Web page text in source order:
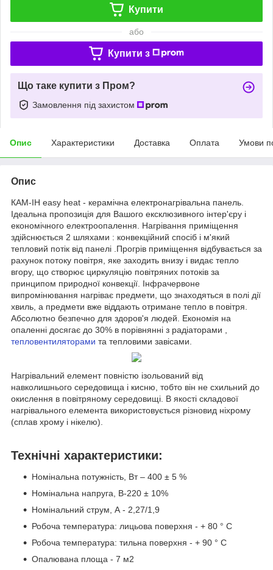
Купити
або
Купити з
Що таке купити з Пром?
Замовлення під захистом
Опис Характеристики Доставка Оплата Умови
Опис
КАМ-ІН easy heat - керамічна електронагрівальна панель.
Ідеальна пропозиція для Вашого ексклюзивного інтер'єру і
економічного електроопалення. Нагрівання приміщення
здійснюється 2 шляхами : конвекційний спосіб і м'який
тепловий потік від панелі .Прогрів приміщення відбувається за
рахунок потоку повітря, яке заходить внизу і видає тепло
вгору, що створює циркуляцію повітряних потоків за
принципом природної конвекції. Інфрачервоне
випромінювання нагріває предмети, що знаходяться в полі дії
хвиль, а предмети вже віддають отримане тепло в повітря.
Абсолютно безпечно для здоров'я людей. Економія на
опаленні досягає до 30% в порівнянні з радіаторами ,
тепловентиляторами та тепловими завісами.
Нагрівальний елемент повністю ізольований від
навколишнього середовища і кисню, тобто він не схильний до
окислення в повітряному середовищі. В якості складової
нагрівального елемента використовується різновид ніхрому
(сплав хрому і нікелю).
Технічні характеристики:
Номінальна потужність, Вт – 400 ± 5 %
Номінальна напруга, В-220 ± 10%
Номінальний струм, А - 2,27/1,9
Робоча температура: лицьова поверхня - + 80 ° С
Робоча температура: тильна поверхня - + 90 ° С
Опалювана площа - 7 м2